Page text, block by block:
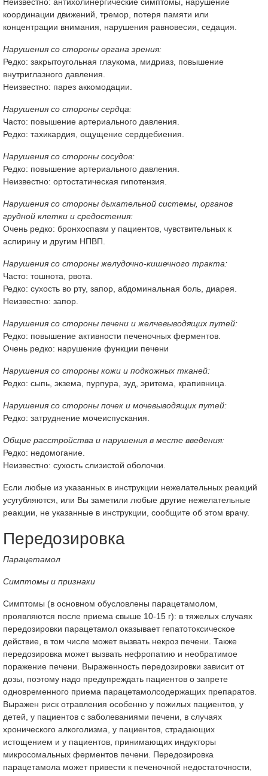
координации движений, тремор, потеря памяти или
концентрации внимания, нарушения равновесия, седация.
Нарушения со стороны органа зрения:
Редко: закрытоугольная глаукома, мидриаз, повышение
внутриглазного давления.
Неизвестно: парез аккомодации.
Нарушения со стороны сердца:
Часто: повышение артериального давления.
Редко: тахикардия, ощущение сердцебиения.
Нарушения со стороны сосудов:
Редко: повышение артериального давления.
Неизвестно: ортостатическая гипотензия.
Нарушения со стороны дыхательной системы, органов
грудной клетки и средостения:
Очень редко: бронхоспазм у пациентов, чувствительных к
аспирину и другим НПВП.
Нарушения со стороны желудочно-кишечного тракта:
Часто: тошнота, рвота.
Редко: сухость во рту, запор, абдоминальная боль, диарея.
Неизвестно: запор.
Нарушения со стороны печени и желчевыводящих путей:
Редко: повышение активности печеночных ферментов.
Очень редко: нарушение функции печени
Нарушения со стороны кожи и подкожных тканей:
Редко: сыпь, экзема, пурпура, зуд, эритема, крапивница.
Нарушения со стороны почек и мочевыводящих путей:
Редко: затруднение мочеиспускания.
Общие расстройства и нарушения в месте введения:
Редко: недомогание.
Неизвестно: сухость слизистой оболочки.
Если любые из указанных в инструкции нежелательных реакций
усугубляются, или Вы заметили любые другие нежелательные
реакции, не указанные в инструкции, сообщите об этом врачу.
Передозировка
Парацетамол
Симптомы и признаки
Симптомы (в основном обусловлены парацетамолом,
проявляются после приема свыше 10-15 г): в тяжелых случаях
передозировки парацетамол оказывает гепатотоксическое
действие, в том числе может вызвать некроз печени. Также
передозировка может вызвать нефропатию и необратимое
поражение печени. Выраженность передозировки зависит от
дозы, поэтому надо предупреждать пациентов о запрете
одновременного приема парацетамолсодержащих препаратов.
Выражен риск отравления особенно у пожилых пациентов, у
детей, у пациентов с заболеваниями печени, в случаях
хронического алкоголизма, у пациентов, страдающих
истощением и у пациентов, принимающих индукторы
микросомальных ферментов печени. Передозировка
парацетамола может привести к печеночной недостаточности,